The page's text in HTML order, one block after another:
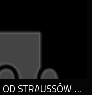
KONCERT KARNAWAŁOWY - OD STRAUSSÓW PO BROADWAY I RIO